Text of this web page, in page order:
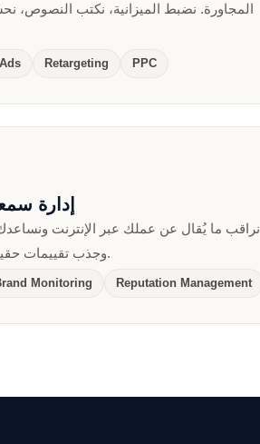
المجاورة. نضبط الميزانية، نكتب النصوص،
Retargeting PPC
إدارة
نراقب ما يُقال عن عملك عبر الإنترنت
وجذب تقييمات حقيقية من عملائك الراضين.
Monitoring Reputation Management